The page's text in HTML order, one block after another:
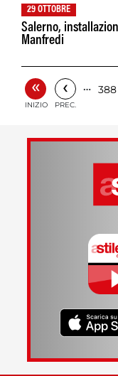
29 OTTOBRE
Salerno,
Manfredi
«
INIZIO
‹
PREC.
… 388